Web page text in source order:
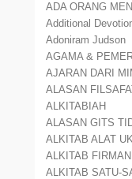
ADA ORANG
Additional
Adoniram Judson
AGAMA &
AJARAN DARI
ALASAN
ALKITABIAH
ALASAN GITS
ALKITAB ALAT
ALKITAB
ALKITAB SATU-